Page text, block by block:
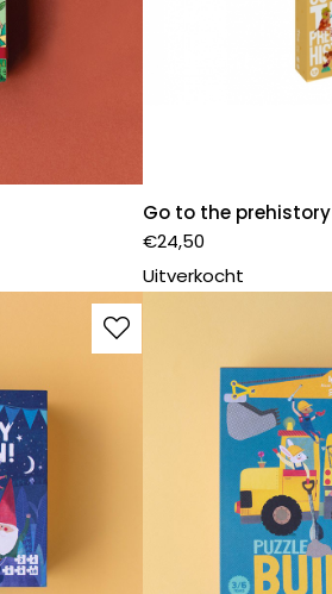
Go to the prehistory
€24,50
Uitverkocht